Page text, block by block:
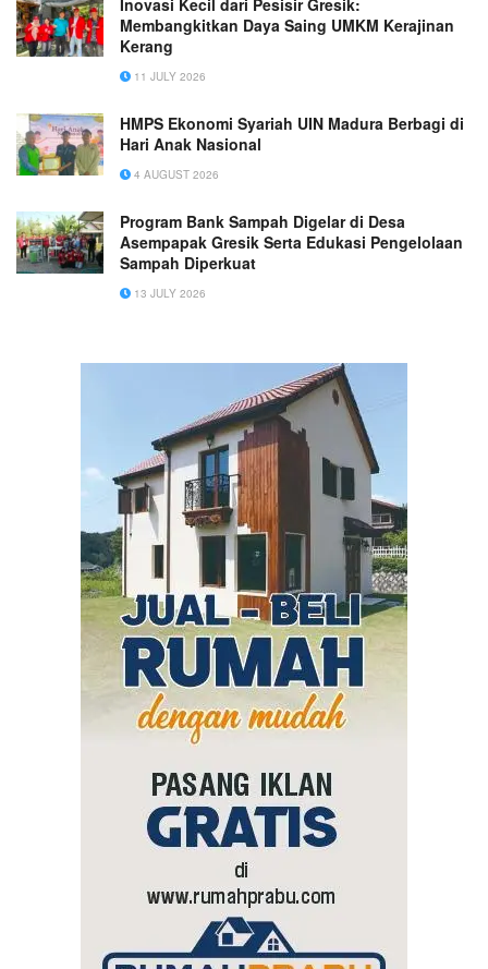
Inovasi Kecil dari Pesisir Gresik:
Membangkitkan Daya Saing UMKM Kerajinan
Kerang
11 JULY 2026
HMPS Ekonomi Syariah UIN Madura Berbagi di
Hari Anak Nasional
4 AUGUST 2026
Program Bank Sampah Digelar di Desa
Asempapak Gresik Serta Edukasi Pengelolaan
Sampah Diperkuat
13 JULY 2026